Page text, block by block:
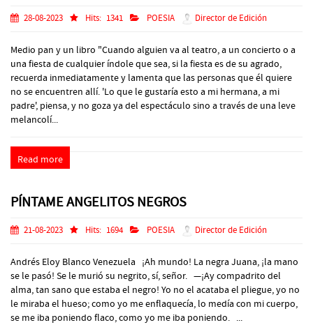
28-08-2023 Hits: 1341 POESIA Director de Edición
Medio pan y un libro "Cuando alguien va al teatro, a un concierto o a
una fiesta de cualquier índole que sea, si la fiesta es de su agrado,
recuerda inmediatamente y lamenta que las personas que él quiere
no se encuentren allí. 'Lo que le gustaría esto a mi hermana, a mi
padre', piensa, y no goza ya del espectáculo sino a través de una leve
melancolí...
Read more
PÍNTAME ANGELITOS NEGROS
21-08-2023 Hits: 1694 POESIA Director de Edición
Andrés Eloy Blanco Venezuela ¡Ah mundo! La negra Juana, ¡la mano
se le pasó! Se le murió su negrito, sí, señor. —¡Ay compadrito del
alma, tan sano que estaba el negro! Yo no el acataba el pliegue, yo no
le miraba el hueso; como yo me enflaquecía, lo medía con mi cuerpo,
se me iba poniendo flaco, como yo me iba poniendo. ...